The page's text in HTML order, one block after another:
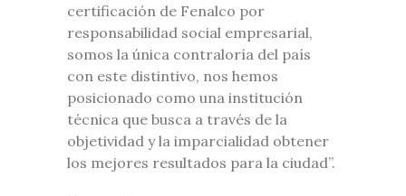
certificación de Fenalco por
responsabilidad social empresarial,
somos la única contraloría del país
con este distintivo, nos hemos
posicionado como una institución
técnica que busca a través de la
objetividad y la imparcialidad obtener
los mejores resultados para la ciudad”.